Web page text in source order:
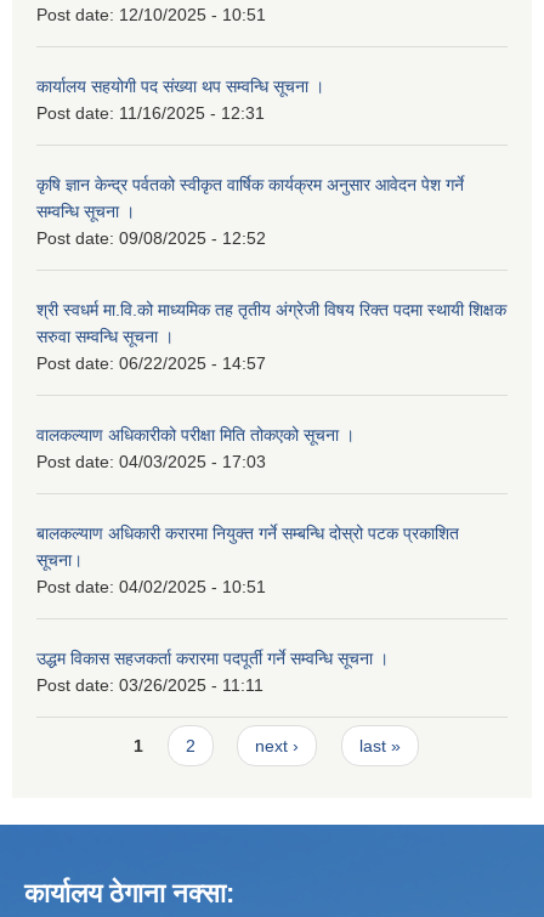
Post date: 12/10/2025 - 10:51
कार्यालय सहयोगी पद संख्या थप सम्वन्धि सूचना ।
Post date: 11/16/2025 - 12:31
कृषि ज्ञान केन्द्र पर्वतको स्वीकृत वार्षिक कार्यक्रम अनुसार आवेदन पेश गर्ने
सम्वन्धि सूचना ।
Post date: 09/08/2025 - 12:52
श्री स्वधर्म मा.वि.को माध्यमिक तह तृतीय अंग्रेजी विषय रिक्त पदमा स्थायी शिक्षक
सरुवा सम्वन्धि सूचना ।
Post date: 06/22/2025 - 14:57
वालकल्याण अधिकारीको परीक्षा मिति तोकएको सूचना ।
Post date: 04/03/2025 - 17:03
बालकल्याण अधिकारी करारमा नियुक्त गर्ने सम्बन्धि दोस्रो पटक प्रकाशित
सूचना।
Post date: 04/02/2025 - 10:51
उद्धम विकास सहजकर्ता करारमा पदपूर्ती गर्ने सम्वन्धि सूचना ।
Post date: 03/26/2025 - 11:11
Pages1 2 next › last »
कार्यालय ठेगाना नक्सा: